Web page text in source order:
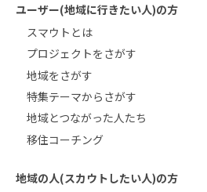
ユーザー(地域に行きたい人)の方
スマウトとは
プロジェクトをさがす
地域をさがす
特集テーマからさがす
地域とつながった人たち
移住コーチング
地域の人(スカウトしたい人)の方